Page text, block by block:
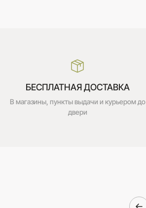
БЕСПЛАТНАЯ ДОСТАВКА
В магазины, пункты выдачи и курьером до
двери